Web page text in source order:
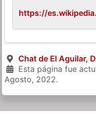
https://
Chat de El Aguilar,
Esta página fue
Agosto, 2022.